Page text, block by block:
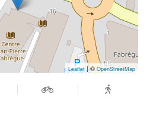
Leaflet| © OpenStreetMap